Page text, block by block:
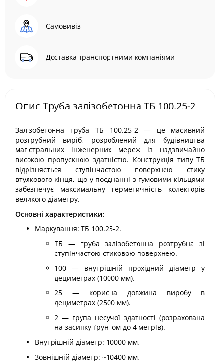
Самовивіз
Доставка транспортними компаніями
Опис Труба залізобетонна ТБ 100.25-2
Залізобетонна труба ТБ 100.25-2 — це масивний
розтрубний виріб, розроблений для будівництва
магістральних інженерних мереж із надзвичайно
високою пропускною здатністю. Конструкція типу ТБ
відрізняється ступінчастою поверхнею стику
втулкового кінця, що у поєднанні з гумовими кільцями
забезпечує максимальну герметичність колекторів
великого діаметру.
Основні характеристики:
Маркування: ТБ 100.25-2.
ТБ — труба залізобетонна розтрубна зі
ступінчастою стиковою поверхнею.
100 — внутрішній прохідний діаметр у
дециметрах (10000 мм).
25 — корисна довжина виробу в
дециметрах (2500 мм).
2 — група несучої здатності (розрахована
на засипку ґрунтом до 4 метрів).
Внутрішній діаметр: 10000 мм.
Зовнішній діаметр: ~10400 мм.